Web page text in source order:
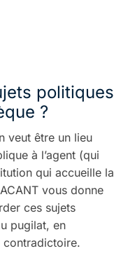
politiques
?
veut être un lieu
à l’agent (qui
qui accueille la
vous donne
ces sujets
pugilat, en
contradictoire.